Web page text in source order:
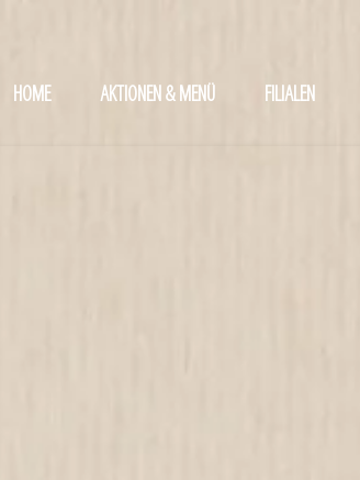
HOME AKTIONEN & MENÜ FILIALEN